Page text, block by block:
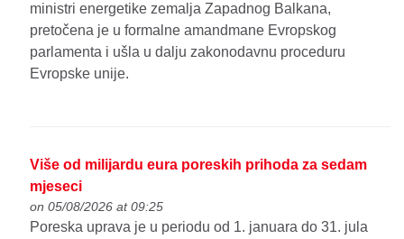
ministri energetike zemalja Zapadnog Balkana,
pretočena je u formalne amandmane Evropskog
parlamenta i ušla u dalju zakonodavnu proceduru
Evropske unije.
Više od milijardu eura poreskih prihoda za sedam
mjeseci
on 05/08/2026 at 09:25
Poreska uprava je u periodu od 1. januara do 31. jula